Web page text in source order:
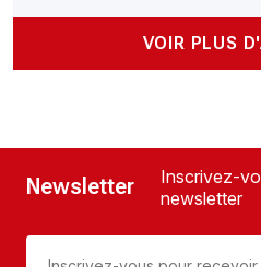
VOIR PLUS
Newsletter
Inscrivez-
newsletter